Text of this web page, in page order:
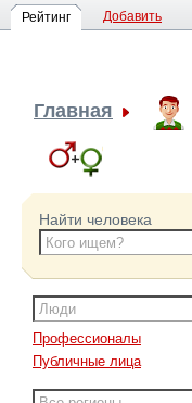
Рейтинг Добавить
Главная
Найти человека
Профессионалы
Публичные лица